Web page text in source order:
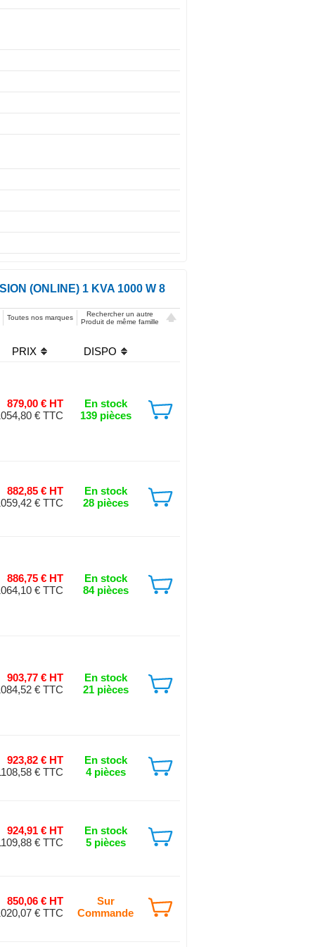
(ONLINE) 1 KVA 1000 W 8
Toutes nos marques
Rechercher un autre
Produit de même famille
PRIX DISPO
879,00 € HT
€ TTC
En stock
139 pièces
882,85 € HT
€ TTC
En stock
28 pièces
886,75 € HT
€ TTC
En stock
84 pièces
903,77 € HT
€ TTC
En stock
21 pièces
923,82 € HT
€ TTC
En stock
4 pièces
924,91 € HT
€ TTC
En stock
5 pièces
850,06 € HT
€ TTC
Sur
Commande